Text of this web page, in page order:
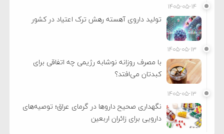
۱۴۰۵-۰۵-۱۴
تولید داروی آهسته رهش ترک اعتیاد در کشور
۱۴۰۵-۰۵-۱۳
با مصرف روزانه نوشابه رژیمی چه اتفاقی برای
کبدتان می‌افتد؟
۱۴۰۵-۰۵-۱۳
نگهداری صحیح داروها در گرمای عراق؛ توصیه‌های
دارویی برای زائران اربعین